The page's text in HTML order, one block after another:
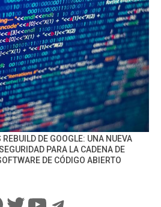
DE GOOGLE: UNA NUEVA
PARA LA CADENA DE
DE CÓDIGO ABIERTO